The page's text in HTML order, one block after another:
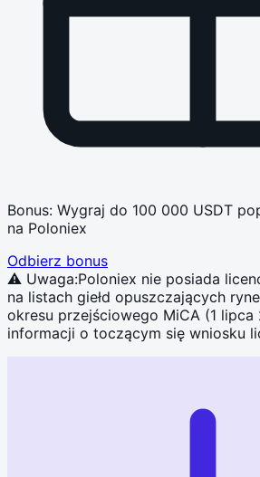
Bonus: Wygraj do 100 000 USDT
na Poloniex
Odbierz bonus
⚠ Uwaga:Poloniex nie posiada
na listach giełd opuszczających
okresu przejściowego MiCA (1
informacji o toczącym się wniosku